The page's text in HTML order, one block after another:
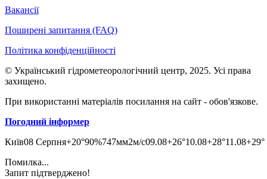
Вакансії
Поширені запитання (FAQ)
Політика конфіденційності
© Український гідрометеорологічний центр, 2025. Усі права
захищено.
При використанні матеріалів посилання на сайт - обов'язкове.
Погодний інформер
Київ08 Серпня+20°90%747мм2м/c09.08+26°10.08+28°11.08+29°
Помилка...
Запит підтверджено!